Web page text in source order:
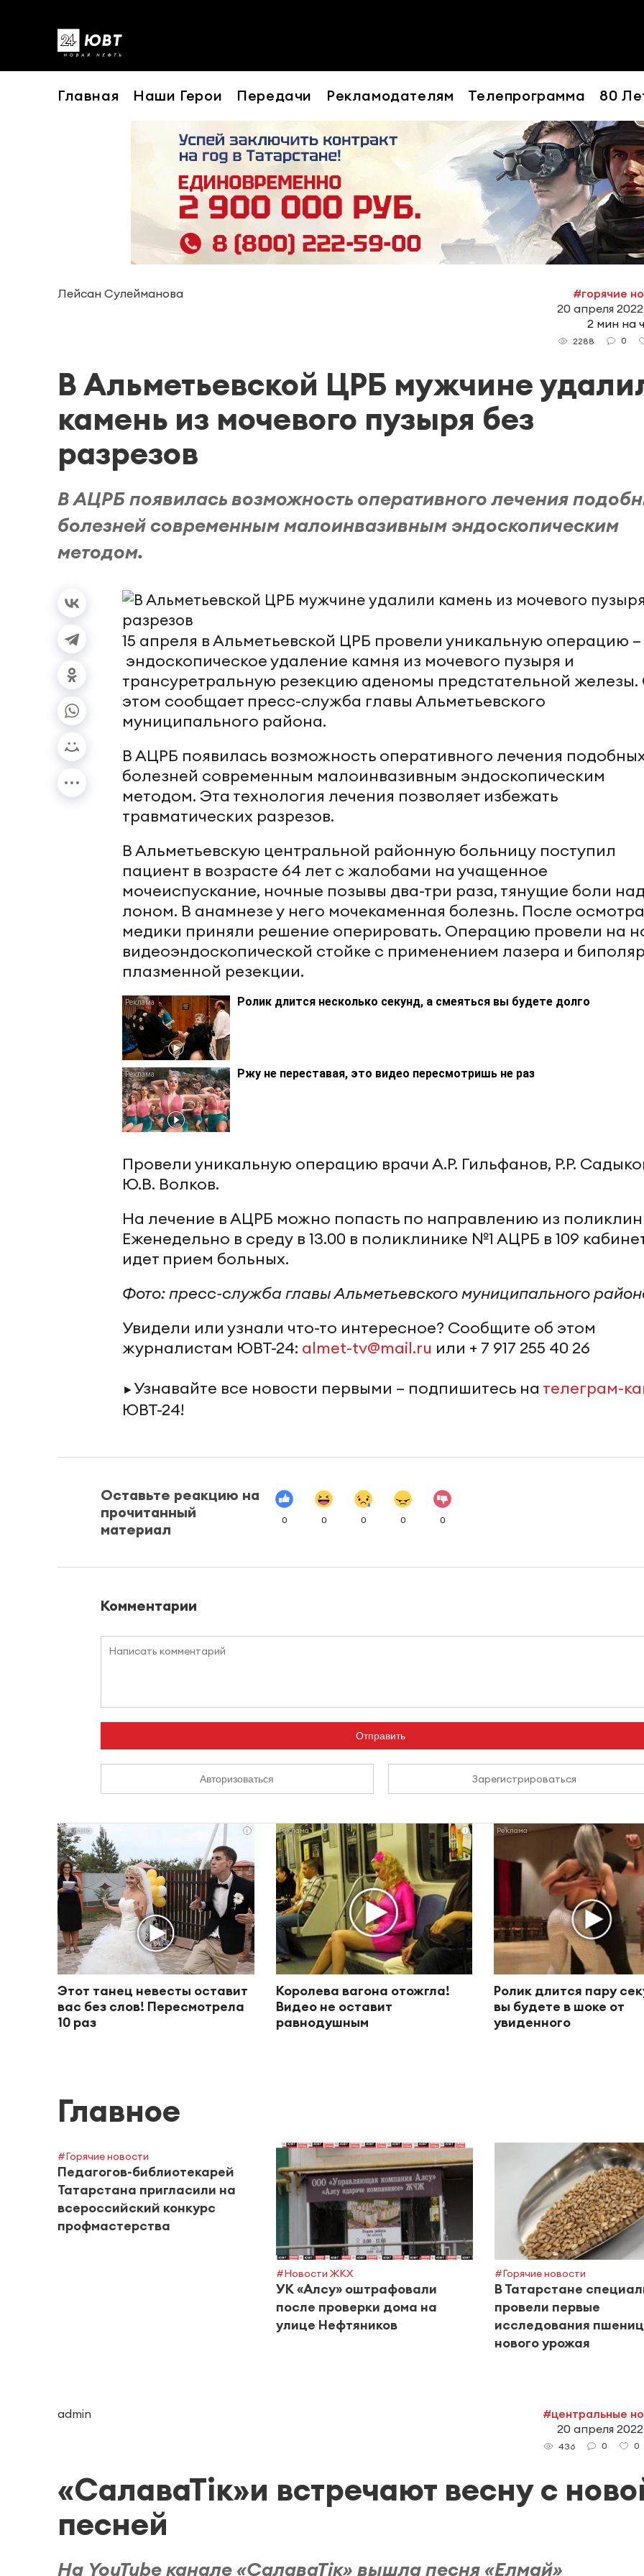
Главная Наши Герои Передачи Рекламодателям Телепрограмма 80
Лейсан Сулейманова
#горячие
20 апреля
2 мин на
2288 0
В Альметьевской ЦРБ мужчине
камень из мочевого пузыря без
разрезов
В АЦРБ появилась возможность оперативного лечения
болезней современным малоинвазивным эндоскопическим
методом.
15 апреля в Альметьевской ЦРБ провели уникальную операцию –
эндоскопическое удаление камня из мочевого пузыря и
трансуретральную резекцию аденомы предстательной железы.
этом сообщает пресс-служба главы Альметьевского
муниципального района.
В АЦРБ появилась возможность оперативного лечения
болезней современным малоинвазивным эндоскопическим
методом. Эта технология лечения позволяет избежать
травматических разрезов.
В Альметьевскую центральной районную больницу поступил
пациент в возрасте 64 лет с жалобами на учащенное
мочеиспускание, ночные позывы два-три раза, тянущие боли
лоном. В анамнезе у него мочекаменная болезнь. После осмотра
медики приняли решение оперировать. Операцию провели на
видеоэндоскопической стойке с применением лазера и
плазменной резекции.
Ролик длится несколько секунд, а смеяться вы будете долго
Ржу не переставая, это видео пересмотришь не раз
Провели уникальную операцию врачи А.Р. Гильфанов, Р.Р.
Ю.В. Волков.
На лечение в АЦРБ можно попасть по направлению из
Еженедельно в среду в 13.00 в поликлинике №1 АЦРБ в 109
идет прием больных.
Фото: пресс-служба главы Альметьевского муниципального
Увидели или узнали что-то интересное? Сообщите об этом
журналистам ЮВТ-24: almet-tv@mail.ru или + 7 917 255 40 26
► Узнавайте все новости первыми – подпишитесь на телеграм-
ЮВТ-24!
Оставьте реакцию на
прочитанный
материал
0 0 0 0 0
Комментарии
Отправить
Авторизоваться Зарегистрироваться
i
Этот танец невесты оставит
вас без слов! Пересмотрела
10 раз
i
Королева вагона отожгла!
Видео не оставит
равнодушным
Ролик длится пару
вы будете в шоке от
увиденного
Главное
#Горячие новости
Педагогов-библиотекарей
Татарстана пригласили на
всероссийский конкурс
профмастерства
#Новости ЖКХ
УК «Алсу» оштрафовали
после проверки дома на
улице Нефтяников
#Горячие новости
В Татарстане
провели первые
исследования
нового урожая
admin
#центральные
20 апреля
436 0 0
«СалаваТік»и встречают весну с
песней
На YouTube канале «СалаваТік» вышла песня «Елмай»